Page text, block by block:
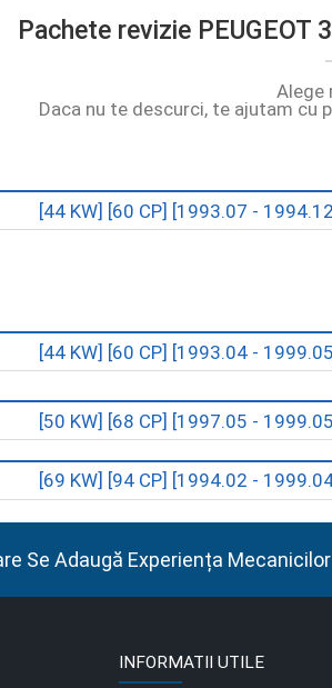
Pachete revizie
Alege
Daca nu te descurci, te ajutam cu
[44 KW] [60 CP] [1993.07 -
[44 KW] [60 CP] [1993.04 -
[50 KW] [68 CP] [1997.05 -
[69 KW] [94 CP] [1994.02 -
Se Adaugă Experiența Mecanicilor
INFORMATII UTILE